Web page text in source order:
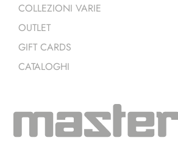
COLLEZIONI VARIE
OUTLET
GIFT CARDS
CATALOGHI